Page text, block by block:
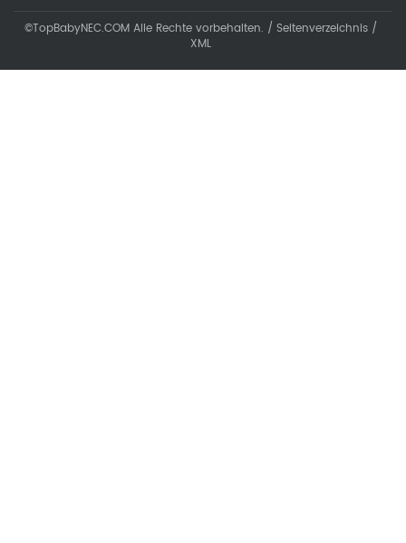
©TopBabyNEC.COM Alle Rechte vorbehalten. / Seitenverzeichnis /
XML